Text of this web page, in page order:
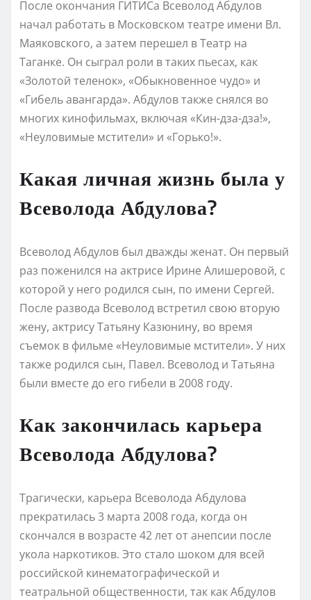
После окончания ГИТИСа Всеволод Абдулов
начал работать в Московском театре имени Вл.
Маяковского, а затем перешел в Театр на
Таганке. Он сыграл роли в таких пьесах, как
«Золотой теленок», «Обыкновенное чудо» и
«Гибель авангарда». Абдулов также снялся во
многих кинофильмах, включая «Кин-дза-дза!»,
«Неуловимые мстители» и «Горько!».
Какая личная жизнь была у
Всеволода Абдулова?
Всеволод Абдулов был дважды женат. Он первый
раз поженился на актрисе Ирине Алишеровой, с
которой у него родился сын, по имени Сергей.
После развода Всеволод встретил свою вторую
жену, актрису Татьяну Казюнину, во время
съемок в фильме «Неуловимые мстители». У них
также родился сын, Павел. Всеволод и Татьяна
были вместе до его гибели в 2008 году.
Как закончилась карьера
Всеволода Абдулова?
Трагически, карьера Всеволода Абдулова
прекратилась 3 марта 2008 года, когда он
скончался в возрасте 42 лет от анепсии после
укола наркотиков. Это стало шоком для всей
российской кинематографической и
театральной общественности, так как Абдулов